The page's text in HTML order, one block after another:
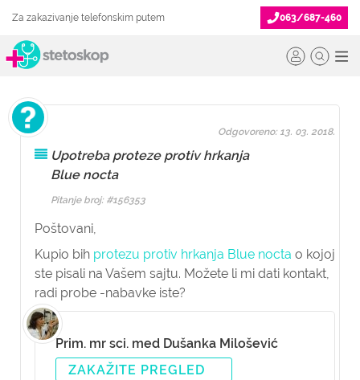
Za zakazivanje telefonskim putem 063/687-460
Upotreba proteze protiv hrkanja
Blue nocta
Pitanje broj: #156353
Poštovani,
Kupio bih protezu protiv hrkanja Blue nocta o kojoj
ste pisali na Vašem sajtu. Možete li mi dati kontakt,
radi probe -nabavke iste?
Odgovoreno: 13. 03. 2018.
Prim. mr sci. med Dušanka Milošević
ZAKAŽITE PREGLED